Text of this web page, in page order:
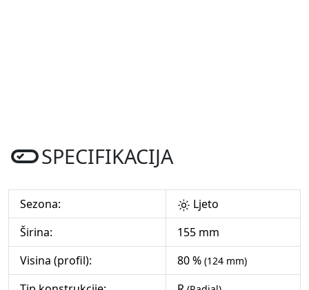
SPECIFIKACIJA
Sezona:
Ljeto
Širina:
155 mm
Visina (profil):
80 % (124 mm)